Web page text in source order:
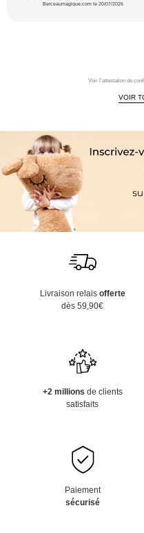
Berceaumagique.com le 20/07/2026
Voir l'attestation de
VOIR
Livraison relais offerte
dès 59,90€
+2 millions de clients
satisfaits
Paiement
sécurisé